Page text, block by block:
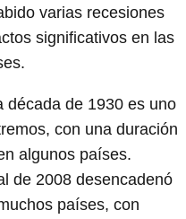
varias recesiones
significativos en las
década de 1930 es uno
con una duración
algunos países.
de 2008 desencadenó
países, con